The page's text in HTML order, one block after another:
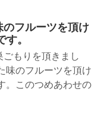
フルーツを頂け
。
もりを頂きまし
味のフルーツを頂け
。このつめあわせの